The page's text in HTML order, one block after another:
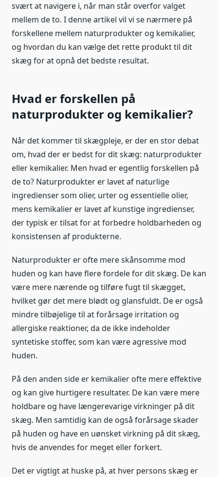
svært at navigere i, når man står overfor valget
mellem de to. I denne artikel vil vi se nærmere på
forskellene mellem naturprodukter og kemikalier,
og hvordan du kan vælge det rette produkt til dit
skæg for at opnå det bedste resultat.
Hvad er forskellen på
naturprodukter og kemikalier?
Når det kommer til skægpleje, er der en stor debat
om, hvad der er bedst for dit skæg: naturprodukter
eller kemikalier. Men hvad er egentlig forskellen på
de to? Naturprodukter er lavet af naturlige
ingredienser som olier, urter og essentielle olier,
mens kemikalier er lavet af kunstige ingredienser,
der typisk er tilsat for at forbedre holdbarheden og
konsistensen af ​​produkterne.
Naturprodukter er ofte mere skånsomme mod
huden og kan have flere fordele for dit skæg. De kan
være mere nærende og tilføre fugt til skægget,
hvilket gør det mere blødt og glansfuldt. De er også
mindre tilbøjelige til at forårsage irritation og
allergiske reaktioner, da de ikke indeholder
syntetiske stoffer, som kan være agressive mod
huden.
På den anden side er kemikalier ofte mere effektive
og kan give hurtigere resultater. De kan være mere
holdbare og have længerevarige virkninger på dit
skæg. Men samtidig kan de også forårsage skader
på huden og have en uønsket virkning på dit skæg,
hvis de anvendes for meget eller forkert.
Det er vigtigt at huske på, at hver persons skæg er